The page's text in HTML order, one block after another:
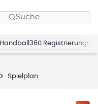
Suche
Handball360 Registrierung
Spielplan